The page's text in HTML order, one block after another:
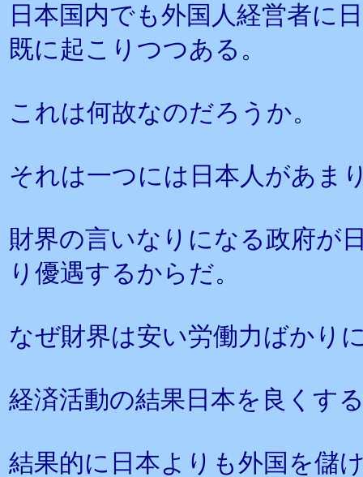
日本国内でも外国人経営者に
既に起こりつつある。
これは何故なのだろうか。
それは一つには日本人があま
財界の言いなりになる政府が
り優遇するからだ。
なぜ財界は安い労働力ばかり
経済活動の結果日本を良くす
結果的に日本よりも外国を儲